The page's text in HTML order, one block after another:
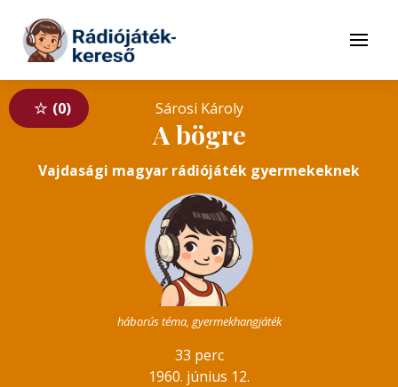
Tovább a tartalomhoz
Menü
0 Sárosi Károly
A bögre
Vajdasági magyar rádiójáték gyermekeknek
háborús téma, gyermekhangjáték
33 perc
1960. június 12.